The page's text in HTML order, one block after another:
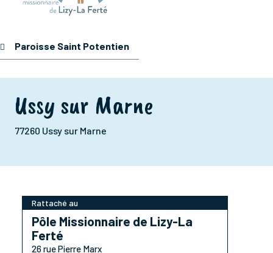
Paroisse Saint Potentien
Ussy sur Marne
77260 Ussy sur Marne
Rattaché au
Pôle Missionnaire de Lizy-La
Ferté
26 rue Pierre Marx